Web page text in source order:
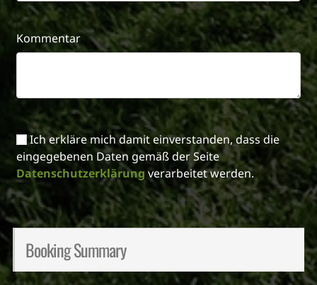
Kommentar
Ich erkläre mich damit einverstanden, dass die
eingegebenen Daten gemäß der Seite
Datenschutzerklärung verarbeitet werden.
Booking Summary